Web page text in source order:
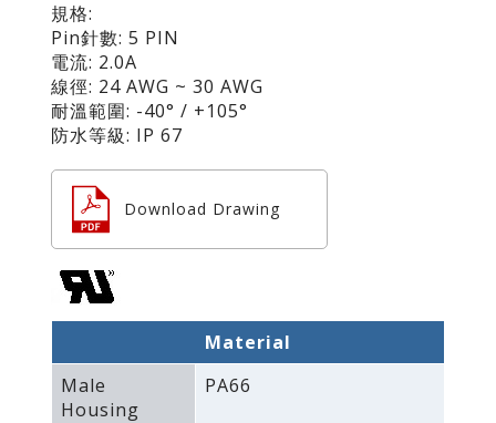
規格:
Pin針數: 5 PIN
電流: 2.0A
線徑: 24 AWG ~ 30 AWG
耐溫範圍: -40° / +105°
防水等級: IP 67
Download Drawing
Material
Male
Housing
PA66